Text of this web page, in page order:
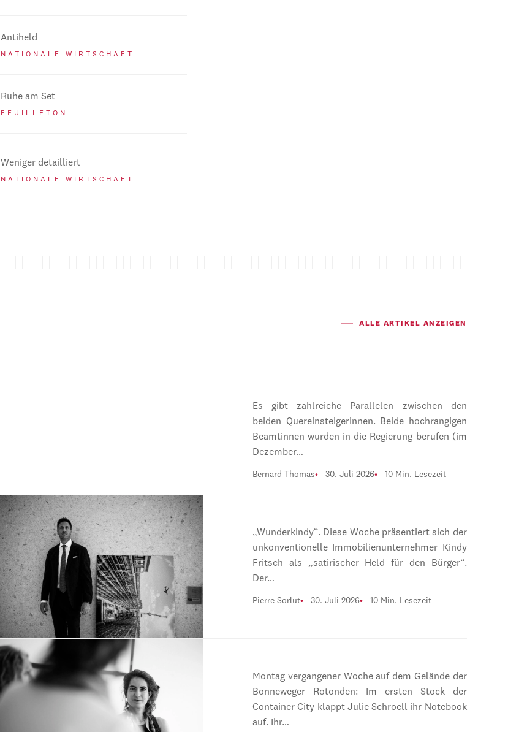
Antiheld
NATIONALE WIRTSCHAFT
Ruhe am Set
FEUILLETON
Weniger detailliert
NATIONALE WIRTSCHAFT
ALLE ARTIKEL ANZEIGEN
Es gibt zahlreiche Parallelen zwischen den
beiden Quereinsteigerinnen. Beide hochrangigen
Beamtinnen wurden in die Regierung berufen (im
Dezember…
Bernard Thomas 30. Juli 2026 10 Min. Lesezeit
„Wunderkindy“. Diese Woche präsentiert sich der
unkonventionelle Immobilienunternehmer Kindy
Fritsch als „satirischer Held für den Bürger“.
Der…
Pierre Sorlut 30. Juli 2026 10 Min. Lesezeit
Montag vergangener Woche auf dem Gelände der
Bonneweger Rotonden: Im ersten Stock der
Container City klappt Julie Schroell ihr Notebook
auf. Ihr…